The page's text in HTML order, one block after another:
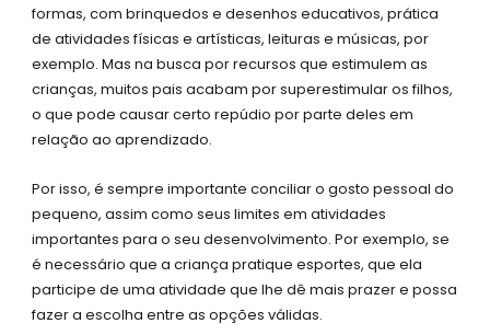
formas, com brinquedos e desenhos educativos, prática
de atividades físicas e artísticas, leituras e músicas, por
exemplo. Mas na busca por recursos que estimulem as
crianças, muitos pais acabam por superestimular os filhos,
o que pode causar certo repúdio por parte deles em
relação ao aprendizado.
Por isso, é sempre importante conciliar o gosto pessoal do
pequeno, assim como seus limites em atividades
importantes para o seu desenvolvimento. Por exemplo, se
é necessário que a criança pratique esportes, que ela
participe de uma atividade que lhe dê mais prazer e possa
fazer a escolha entre as opções válidas.